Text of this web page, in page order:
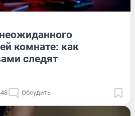
комнате: как
следят
Обсудить